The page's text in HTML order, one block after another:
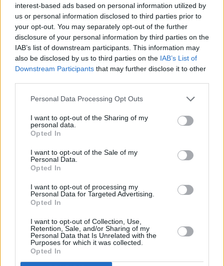
interest-based ads based on personal information utilized by
us or personal information disclosed to third parties prior to
your opt-out. You may separately opt-out of the further
disclosure of your personal information by third parties on the
IAB’s list of downstream participants. This information may
also be disclosed by us to third parties on the IAB’s List of
Downstream Participants that may further disclose it to other
Personal Data Processing Opt Outs
I want to opt-out of the Sharing of my
personal data.
Opted In
I want to opt-out of the Sale of my
Personal Data.
Opted In
I want to opt-out of processing my
Personal Data for Targeted Advertising.
Opted In
I want to opt-out of Collection, Use,
Retention, Sale, and/or Sharing of my
Personal Data that Is Unrelated with the
Purposes for which it was collected.
Opted In
Jihlava)
06.08.2026 -Bosch Powertrain s.r.o. • montážní dělník • mzda 44.700
týdenní zálohy na mzdu 2.000 Kč (Jihlava, okres Jihlava)
06.08.2026 - Bosch Powertrain s.r.o. Jihlava • práce ve skladu • mzda
48.400 Kč • náborový bonus 50.000 Kč • ubytování (Jihlava, okres
... další nabídky zaměstnání
Vybrané články
Prima sport - co nabídne v prvním
O webu parabola.cz•O souborech cookies•
Dovolená u moře•Bazény